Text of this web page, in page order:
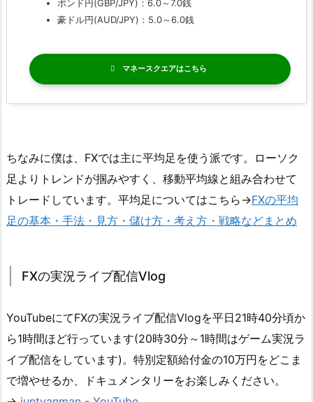
ポンド円(GBP/JPY)：6.0～7.0銭
豪ドル円(AUD/JPY)：5.0～6.0銭
マネースクエア
ちなみに僕は、FXでは主に平均足を使う派です。ローソク
足よりトレンドが掴みやすく、移動平均線と組み合わせて
トレードしています。平均足についてはこちら→FXの平均
足の基本・手法・見方・儲け方・考え方・戦略などまとめ
FXの実況ライブ配信Vlog
YouTubeにてFXの実況ライブ配信Vlogを平日21時40分頃か
ら1時間ほど行っています(20時30分～1時間はゲーム実況ラ
イブ配信をしています)。特別定額給付金の10万円をどこま
で増やせるか、ドキュメンタリーをお楽しみください。